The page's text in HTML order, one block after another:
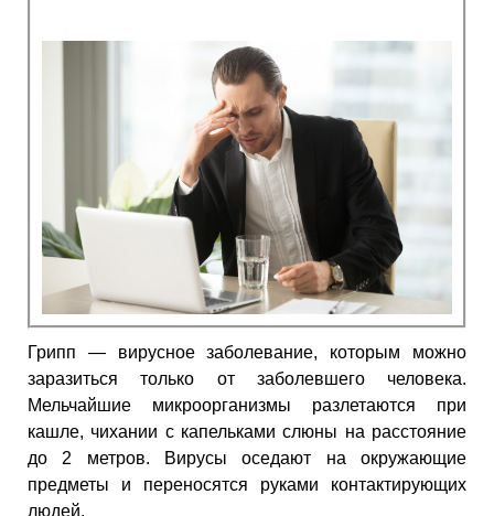
Грипп — вирусное заболевание, которым можно
заразиться только от заболевшего человека.
Мельчайшие микроорганизмы разлетаются при
кашле, чихании с капельками слюны на расстояние
до 2 метров. Вирусы оседают на окружающие
предметы и переносятся руками контактирующих
людей.